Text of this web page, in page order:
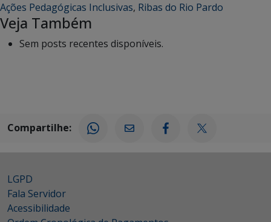
Ações Pedagógicas Inclusivas, Ribas do Rio Pardo
Veja Também
Sem posts recentes disponíveis.
Compartilhe:
LGPD
Fala Servidor
Acessibilidade